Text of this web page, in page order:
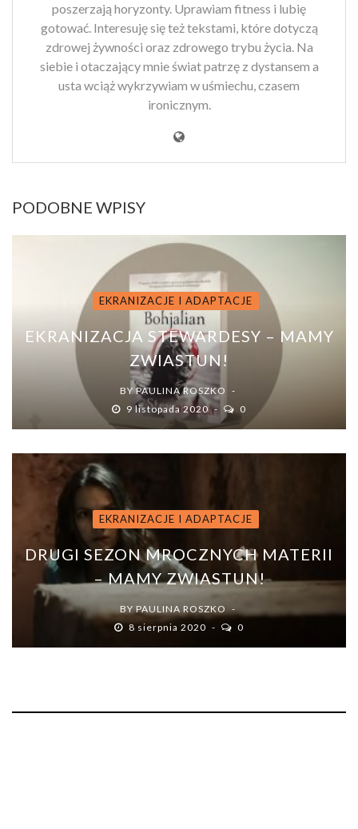
poszerzają horyzonty. Uprawiam fitness i lubię
gotować. Interesuję się też tekstami, które dotyczą
zdrowej żywności oraz zdrowego trybu życia. Na
siebie i otaczający mnie świat patrzę z dystansem a
usta wciąż wykrzywiam w uśmiechu, czasem
ironicznym.
PODOBNE WPISY
EKRANIZACJE I ADAPTACJE
EKRANIZACJA STEWARDESY – MAMY
ZWIASTUN!
BYPAULINA ROSZKO
9 listopada 2020
0
EKRANIZACJE I ADAPTACJE
DRUGI SEZON MROCZNYCH MATERII
– MAMY ZWIASTUN!
BYPAULINA ROSZKO
8 sierpnia 2020
0